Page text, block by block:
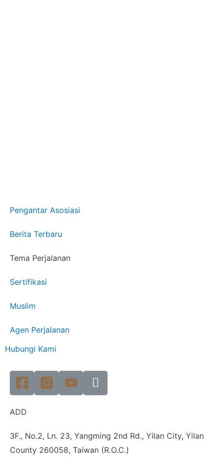
Pengantar Asosiasi
Berita Terbaru
Tema Perjalanan
Sertifikasi
Muslim
Agen Perjalanan
Hubungi Kami
ADD
3F., No.2, Ln. 23, Yangming 2nd Rd., Yilan City, Yilan
County 260058, Taiwan (R.O.C.)